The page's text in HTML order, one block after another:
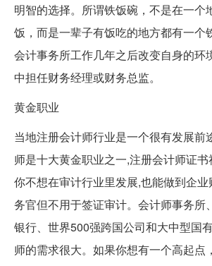
明智的选择。所谓铁饭碗，不是在一个
饭，而是一辈子有饭吃的地方都有一个
会计事务所工作几年之后改变自身的环
中担任财务经理或财务总监。
黄金职业
当地注册会计师行业是一个很有发展前
师是十大黄金职业之一,注册会计师证
你不想在审计行业里发展,也能做到企
务官但不用于签证审计。会计师事务所
银行、世界500强跨国公司和大中型国
师的需求很大。如果你想有一个高起点